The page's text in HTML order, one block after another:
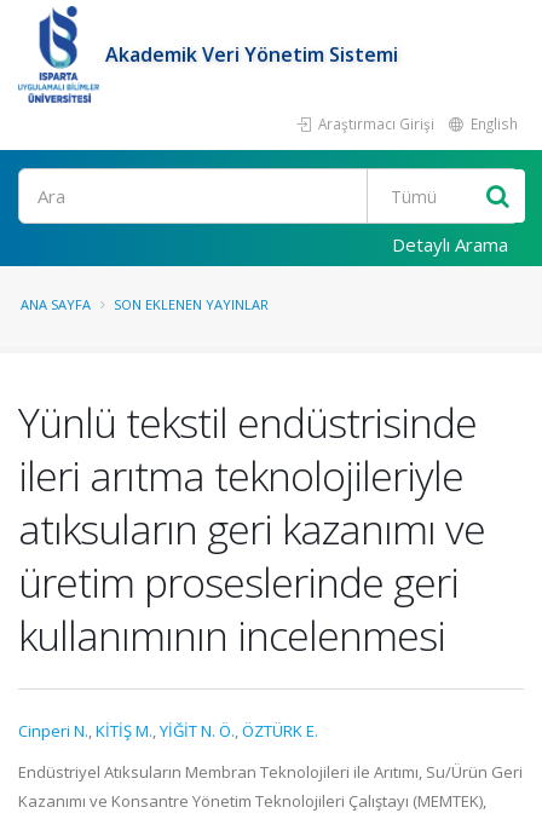
Akademik Veri Yönetim Sistemi
Araştırmacı Girişi English
Ara
Detaylı Arama
ANA SAYFA SON EKLENEN YAYINLAR
Yünlü tekstil endüstrisinde
ileri arıtma teknolojileriyle
atıksuların geri kazanımı ve
üretim proseslerinde geri
kullanımının incelenmesi
Cinperi N.,KİTİŞ M.,YİĞİT N. Ö.,ÖZTÜRK E.
Endüstriyel Atıksuların Membran Teknolojileri ile Arıtımı, Su/Ürün Geri
Kazanımı ve Konsantre Yönetim Teknolojileri Çalıştayı (MEMTEK),